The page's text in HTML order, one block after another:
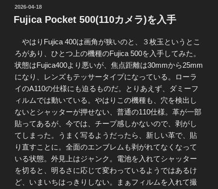
投
稿
日:
2026-04-18
Fujica Pocket 500(110カメラ)を入手
やはりFujica 400は画角が狭いのと、３枚玉というとこ
ろがあり、ひとつ上の機種のFujica 500を入手してみた。
状態はFujica400より悪いが、焦点距離は30mmから25mm
になり、レンズもテッサータイプになっている。ローラ
イのA110の仕様にも迫るものだ。とりあえず、ダミーフ
ィルムでは動いている。やはりこの機種も、穴を検出し
ないとシャッターが押せない、普通の110仕様。革が一部
貼ってあるが、今では、チープ感しかないので、剥がし
てしまった。うまく写るようだったら、新しい革で、貼
り直すことに。全面のエンブレムも剥がれてなくなって
いる状態。外見上はジャンク。電池を入れてシャッター
を切ると、明るさに応じて変わっているようではあるけ
ど、いまいちはっきりしない。まぁフィルムを入れて撮